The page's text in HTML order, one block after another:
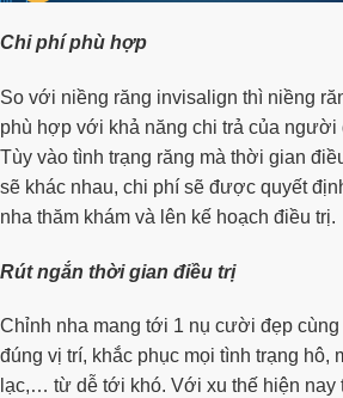
Chi phí phù hợp
So với niềng răng invisalign thì niềng
phù hợp với khả năng chi trả của người
Tùy vào tình trạng răng mà thời gian
sẽ khác nhau, chi phí sẽ được quyết
nha thăm khám và lên kế hoạch điều trị.
Rút ngắn thời gian điều trị
Chỉnh nha mang tới 1 nụ cười đẹp cùng
đúng vị trí, khắc phục mọi tình trạng hô,
lạc,… từ dễ tới khó. Với xu thế hiện nay